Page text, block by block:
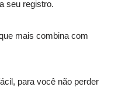
seu registro.
mais combina com
para você não perder